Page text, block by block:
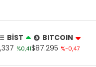
BİST
%0,41
BITCOIN
$87.295 %-0,47